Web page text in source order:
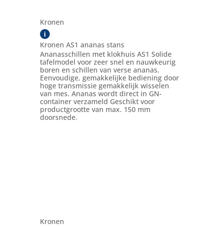
Kronen
i
Kronen AS1 ananas stans
Ananasschillen met klokhuis AS1 Solide
tafelmodel voor zeer snel en nauwkeurig
boren en schillen van verse ananas.
Eenvoudige, gemakkelijke bediening door
hoge transmissie gemakkelijk wisselen
van mes. Ananas wordt direct in GN-
container verzameld Geschikt voor
productgrootte van max. 150 mm
doorsnede.
Kronen